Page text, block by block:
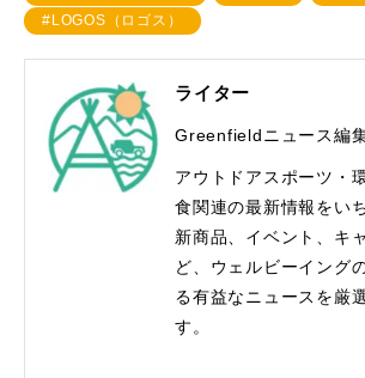
#LOGOS（ロゴス）
ライター
Greenfieldニュース編
アウトドアスポーツ・
食関連の最新情報をい
新商品、イベント、キ
ど、ウェルビーイング
る有益なニュースを厳
す。